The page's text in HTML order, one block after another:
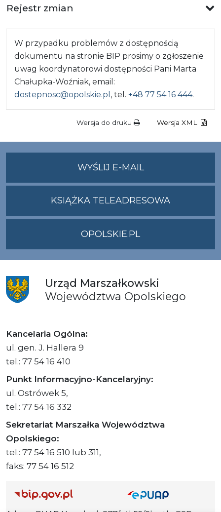
Rejestr zmian
W przypadku problemów z dostępnością
dokumentu na stronie BIP prosimy o zgłoszenie
uwag koordynatorowi dostępności Pani Marta
Chałupka-Woźniak, email:
dostepnosc@opolskie.pl , tel. +48 77 54 16 444.
Wersja do druku Wersja XML
WYŚLIJ E-MAILNA
ADRES
KSIĄŻKA TELEADRESOWA
OPOLSKIE.PL
Urząd Marszałkowski
Województwa Opolskiego
Kancelaria Ogólna:
ul. gen. J. Hallera 9
tel.: 77 54 16 410
Punkt Informacyjno-Kancelaryjny:
ul. Ostrówek 5,
tel.: 77 54 16 332
Sekretariat Marszałka Województwa
Opolskiego:
tel.: 77 54 16 510 lub 311,
faks: 77 54 16 512